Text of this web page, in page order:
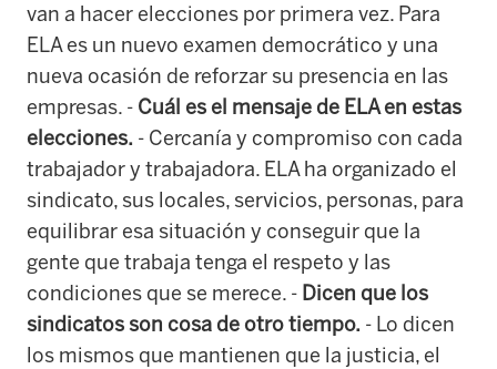
van a hacer elecciones por primera vez. Para
ELA es un nuevo examen democrático y una
nueva ocasión de reforzar su presencia en las
empresas. - Cuál es el mensaje de ELA en estas
elecciones. - Cercanía y compromiso con cada
trabajador y trabajadora. ELA ha organizado el
sindicato, sus locales, servicios, personas, para
equilibrar esa situación y conseguir que la
gente que trabaja tenga el respeto y las
condiciones que se merece. - Dicen que los
sindicatos son cosa de otro tiempo. - Lo dicen
los mismos que mantienen que la justicia, el